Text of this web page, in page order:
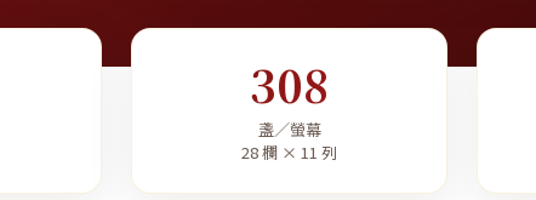
308
盞／螢幕
28 欄 × 11 列